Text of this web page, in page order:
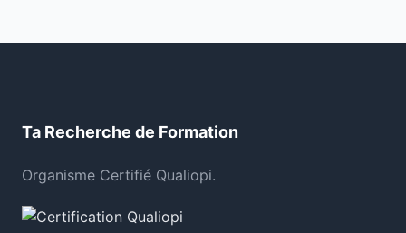
Ta Recherche de Formation
Organisme Certifié Qualiopi.